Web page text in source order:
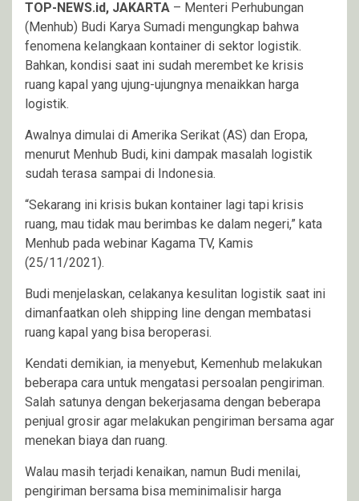
TOP-NEWS.id, JAKARTA – Menteri Perhubungan
(Menhub) Budi Karya Sumadi mengungkap bahwa
fenomena kelangkaan kontainer di sektor logistik.
Bahkan, kondisi saat ini sudah merembet ke krisis
ruang kapal yang ujung-ujungnya menaikkan harga
logistik.
Awalnya dimulai di Amerika Serikat (AS) dan Eropa,
menurut Menhub Budi, kini dampak masalah logistik
sudah terasa sampai di Indonesia.
“Sekarang ini krisis bukan kontainer lagi tapi krisis
ruang, mau tidak mau berimbas ke dalam negeri,” kata
Menhub pada webinar Kagama TV, Kamis
(25/11/2021).
Budi menjelaskan, celakanya kesulitan logistik saat ini
dimanfaatkan oleh shipping line dengan membatasi
ruang kapal yang bisa beroperasi.
Kendati demikian, ia menyebut, Kemenhub melakukan
beberapa cara untuk mengatasi persoalan pengiriman.
Salah satunya dengan bekerjasama dengan beberapa
penjual grosir agar melakukan pengiriman bersama agar
menekan biaya dan ruang.
Walau masih terjadi kenaikan, namun Budi menilai,
pengiriman bersama bisa meminimalisir harga